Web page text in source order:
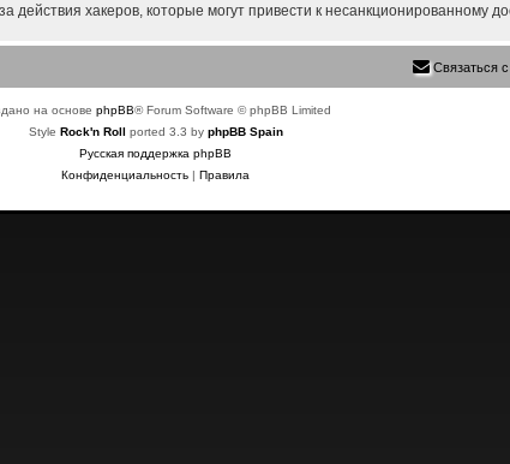
хакеров, которые могут привести к несанкционированному
Связаться
на основеphpBB® Forum Software © phpBB Limited
Style Rock'n Roll ported 3.3 by phpBB Spain
Русская поддержка phpBB
Конфиденциальность |Правила